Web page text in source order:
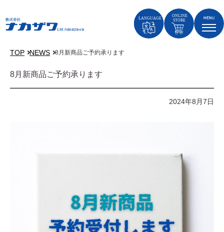
TOP NEWS 8月新商品ご予約承ります
8月新商品ご予約承ります
2024年8月7日